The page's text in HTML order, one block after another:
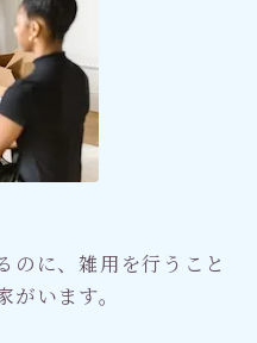
のに、雑用を行うこと
います。